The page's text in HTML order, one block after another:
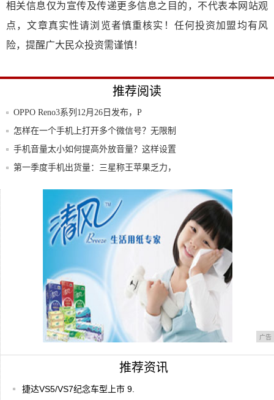
相关信息仅为宣传及传递更多信息之目的，不代表本网站观
点，文章真实性请浏览者慎重核实！任何投资加盟均有风
险，提醒广大民众投资需谨慎！
推荐阅读
OPPO Reno3系列12月26日发布，P
怎样在一个手机上打开多个微信号？无限制
多开，
手机音量太小如何提高外放音量？这样设置
声音即
第一季度手机出货量：三星称王苹果乏力，
双十一别买错了手机！华为、OPPO告诉你
广告
推荐资讯
捷达VS5/VS7纪念车型上市 9.